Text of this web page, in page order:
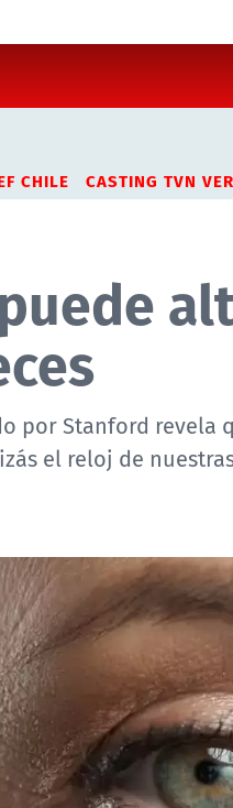
CHILE CASTING TVN
por Stanford revela
el reloj de